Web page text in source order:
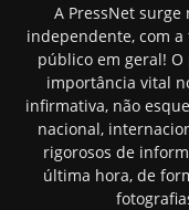
A PressNet
independente, com
público em geral!
importância vital
infirmativa, não
nacional,
rigorosos de
última hora, de